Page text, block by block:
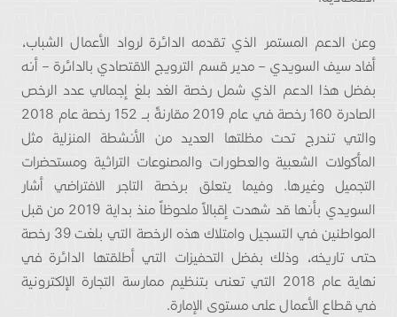
وعن الدعم المستمر الذي تقدمه الدائرة لرواد الأعمال الشباب،
أفاد سيف السويدي – مدير قسم الترويج الاقتصادي بالدائرة – أنه
بفضل هذا الدعم الذي شمل رخصة الغد بلغ إجمالي عدد الرخص
الصادرة 160 رخصة في عام 2019 مقارنةً بــ 152 رخصة عام 2018
والتي تندرج تحت مظلتها العديد من الأنشطة المنزلية مثل
المأكولات الشعبية والعطورات والمصنوعات التراثية ومستحضرات
التجميل وغيرها. وفيما يتعلق برخصة التاجر الافتراضي أشار
السويدي بأنها قد شهدت إقبالاً ملحوظاً منذ بداية 2019 من قبل
المواطنين في التسجيل وامتلاك هذه الرخصة التي بلغت 39 رخصة
حتى تاريخه، وذلك بفضل التحفيزات التي أطلقتها الدائرة في
نهاية عام 2018 التي تعنى بتنظيم ممارسة التجارة الإلكترونية
في قطاع الأعمال على مستوى الإمارة.